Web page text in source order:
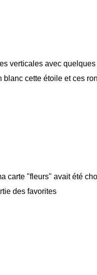
verticales avec
blanc cette étoile et ces
carte "fleurs" avait été
des favorites